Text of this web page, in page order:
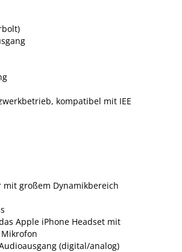
kompatibel mit IEE
mit großem Dynamikbereich
Apple iPhone Headset mit
(digital/analog)